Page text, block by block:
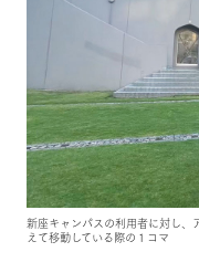
新座キャンパスの利用者に対し、
えて移動している際の１コマ